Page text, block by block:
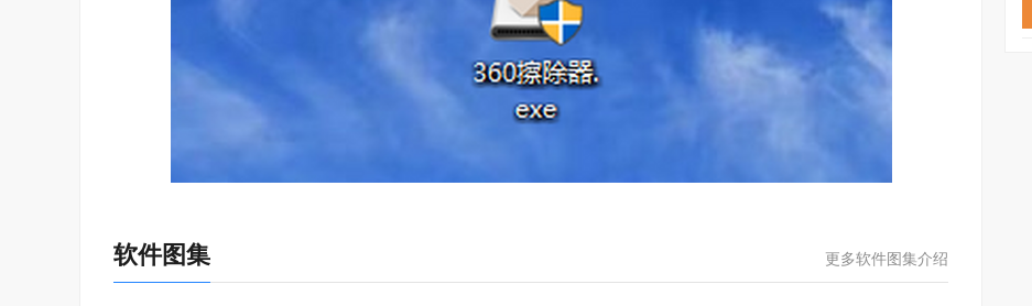
软件图集 更多软件图集介绍